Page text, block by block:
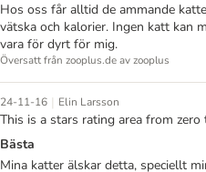
Hos oss får alltid de ammande
vätska och kalorier. Ingen katt kan
vara för dyrt för mig.
Översatt från zooplus.de av zooplus
24-11-16 | Elin Larsson
This is a stars rating area from zero
Bästa
Mina katter älskar detta, speciellt